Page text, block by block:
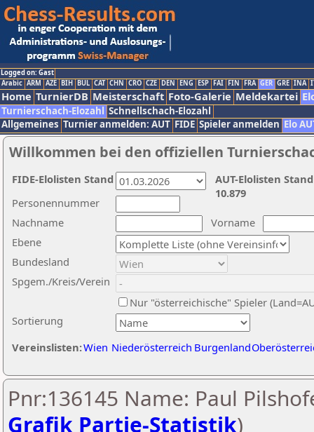
Logged on: Gast
Arabic ARM AZE BIH BUL CAT CHN CRO CZE DEN ENG ESP FAI FIN FRA GER GRE INA
Home TurnierDB Meisterschaft Foto-Galerie Meldekartei
Turnierschach-Elozahl Schnellschach-Elozahl
Allgemeines Turnier anmelden: AUT FIDE Spieler anmelden Elo
Willkommen bei den offiziellen
Nachname
Vorname
Ebene
Sortierung
Personennummer
Bundesland
Spgem./Kreis/Verein
Nur "österreichische" Spieler
Vereinslisten:Wien Niederösterreich Burgenland
AUT-Elolisten
10.879
FIDE-Elolisten Stand
Pnr:136145 Name: Paul
Grafik Partie-Statistik)